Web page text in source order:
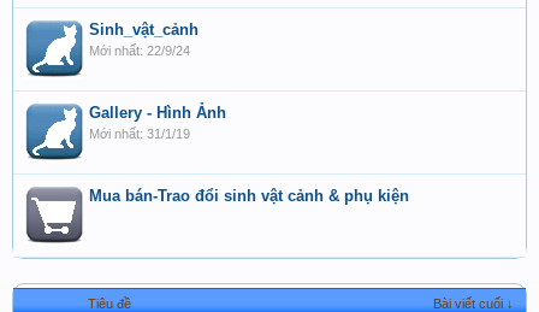
Sinh_vật_cảnh
22/9/24
Gallery - Hình Ảnh
31/1/19
Mua bán-Trao đổi sinh vật cảnh & phụ kiện
Tiêu đề Bài viết cuối ↓